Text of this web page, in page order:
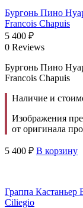
Бургонь Пино
Francois Chapuis
5 400 ₽
0 Reviews
Бургонь Пино
Francois Chapuis
Наличие и
Изображения
от оригинала
5 400 ₽ В корзину
Граппа Кастаньер
Ciliegio